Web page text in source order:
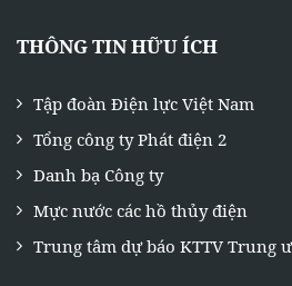
THÔNG TIN HỮU ÍCH
Tập đoàn Điện lực Việt Nam
Tổng công ty Phát điện 2
Danh bạ Công ty
Mực nước các hồ thủy điện
Trung tâm dự báo KTTV Trung